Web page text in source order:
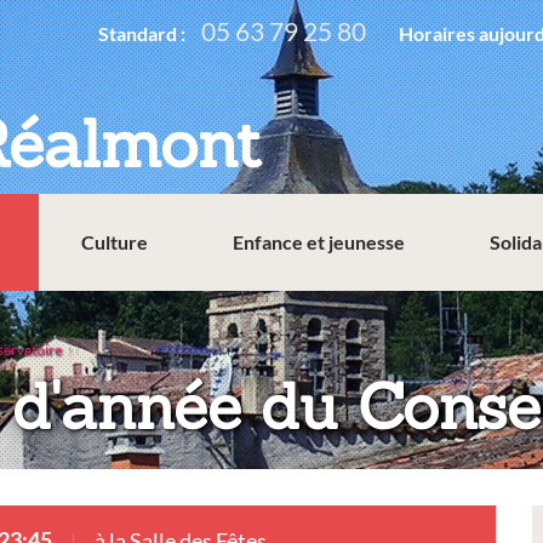
Standard : 05 63 79 25 80 Horaires
Culture Enfance et jeunesse
du